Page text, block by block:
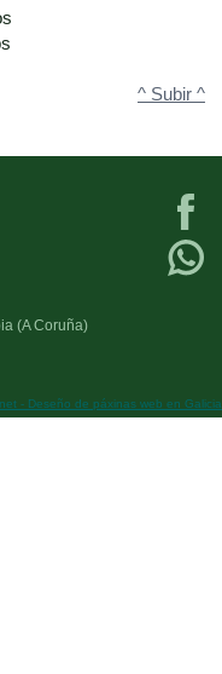
^ Subir ^
(A Coruña)
- Deseño de páxinas web en Galicia